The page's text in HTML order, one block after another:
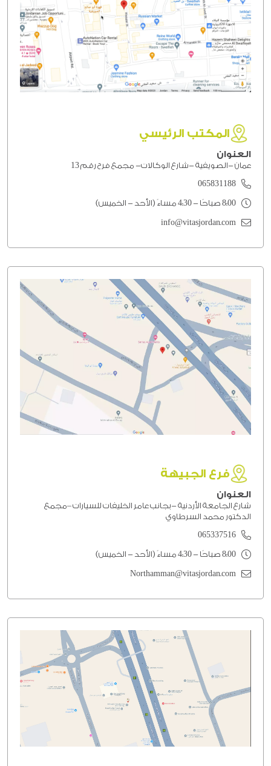
المكتب الرئيسي
العنوان
عمان -الصويفية -شارع الوكالات- مجمع فرح رقم 13
065831188
8:00 صباحًا - 4:30 مساءً (الأحد - الخميس)
info@vitasjordan.com
فرع الجبيهة
العنوان
شارع الجامعة الأردنية -بجانب عامر الخليفات للسيارات –مجمع
الدكتور محمد السرطاوي
065337516
8:00 صباحًا - 4:30 مساءً (الأحد - الخميس)
Northamman@vitasjordan.com